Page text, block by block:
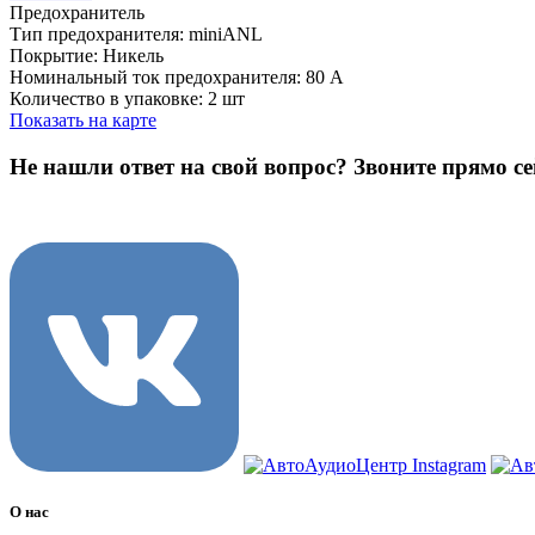
Предохранитель
Тип предохранителя: miniANL
Покрытие: Никель
Номинальный ток предохранителя: 80 A
Количество в упаковке: 2 шт
Показать на карте
Не нашли ответ на свой вопрос? Звоните прямо
О нас